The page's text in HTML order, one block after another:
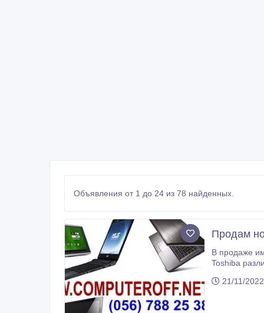
Объявления от 1 до 24 из 78 найденных.
Продам
В продаже имеются ноутбуки Acer, Apple,
Toshiba различных
21/11/2022